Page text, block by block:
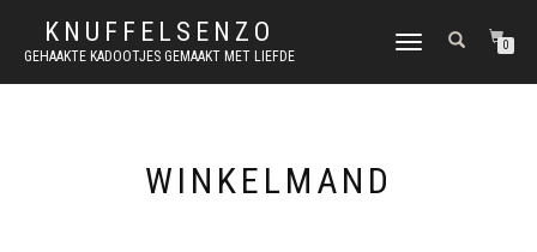
KNUFFELSENZO
GEHAAKTE KADOOTJES GEMAAKT MET LIEFDE
SCHAKEL
MENU
0
WINKELMAND